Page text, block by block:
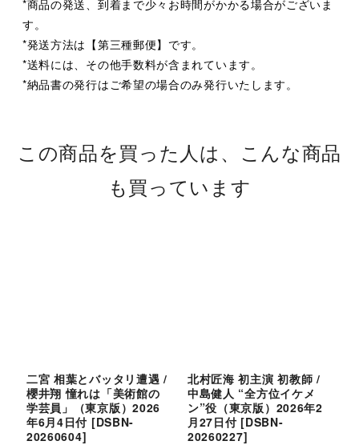
*商品の発送、到着まで少々お時間がかかる場合がございま
す。
*発送方法は【第三種郵便】です。
*送料には、その他手数料が含まれています。
*納品書の発行はご希望の場合のみ発行いたします。
この商品を買った人は、こんな商品
も買っています
二宮 相葉とバッタリ遭遇 /
櫻井翔 憧れは「美術館の
学芸員」（東京版）2026
年6月4日付 [DSBN-
20260604]
北村匠海 初主演 初教師 /
中島健人 “全方位イケメ
ン”役（東京版）2026年2
月27日付 [DSBN-
20260227]